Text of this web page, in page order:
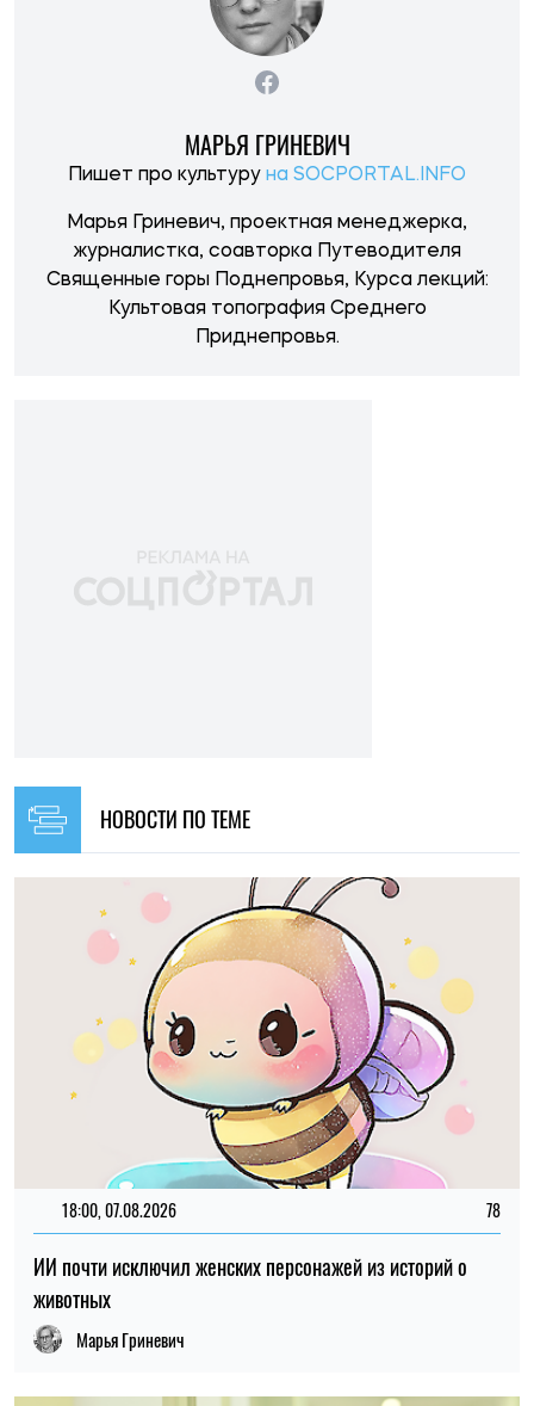
МАРЬЯ ГРИНЕВИЧ
Пишет про культуру на SOCPORTAL.INFO
Марья Гриневич, проектная менеджерка,
журналистка, соавторка Путеводителя
Священные горы Поднепровья, Курса лекций:
Культовая топография Среднего
Приднепровья.
НОВОСТИ ПО ТЕМЕ
18:00, 07.08.2026 78
ИИ почти исключил женских персонажей из историй о
животных
Марья Гриневич